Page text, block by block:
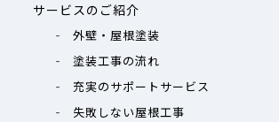
サービスのご紹介
外壁・屋根塗装
塗装工事の流れ
充実のサポートサービス
失敗しない屋根工事